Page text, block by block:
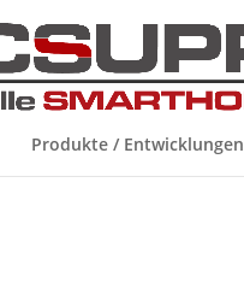
Produkte / Entwicklungen